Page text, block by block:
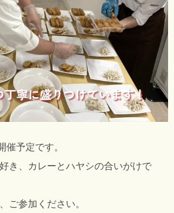
予定です。
き、カレーとハヤシの合いがけで
ご参加ください。